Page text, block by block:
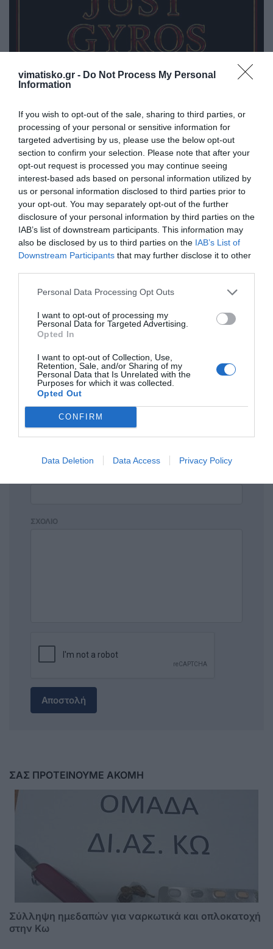
vimatisko.gr - Do Not Process My Personal
Information
If you wish to opt-out of the sale, sharing to third parties, or
processing of your personal or sensitive information for
targeted advertising by us, please use the below opt-out
section to confirm your selection. Please note that after your
opt-out request is processed you may continue seeing
interest-based ads based on personal information utilized by
us or personal information disclosed to third parties prior to
your opt-out. You may separately opt-out of the further
disclosure of your personal information by third parties on the
IAB’s list of downstream participants. This information may
also be disclosed by us to third parties on the IAB’s List of
Downstream Participants that may further disclose it to other
Personal Data Processing Opt Outs
I want to opt-out of processing my
Personal Data for Targeted Advertising.
Opted In
I want to opt-out of Collection, Use,
Retention, Sale, and/or Sharing of my
Personal Data that Is Unrelated with the
Purposes for which it was collected.
Opted Out
CONFIRM
Data Deletion Data Access Privacy Policy
Η ανωνυμία είναι το καλύτερο κρησφύγετο δειλίας και
Σχόλια 0
Πρόσθεσε ένα σχόλιο
ΟΝΟΜΑ
ΣΧΟΛΙΟ
Αποστολή
ΣΑΣ ΠΡΟΤΕΙΝΟΥΜΕ ΑΚΟΜΗ
Σύλληψη ημεδαπών για ναρκωτικά και οπλοκατοχή
στην Κω